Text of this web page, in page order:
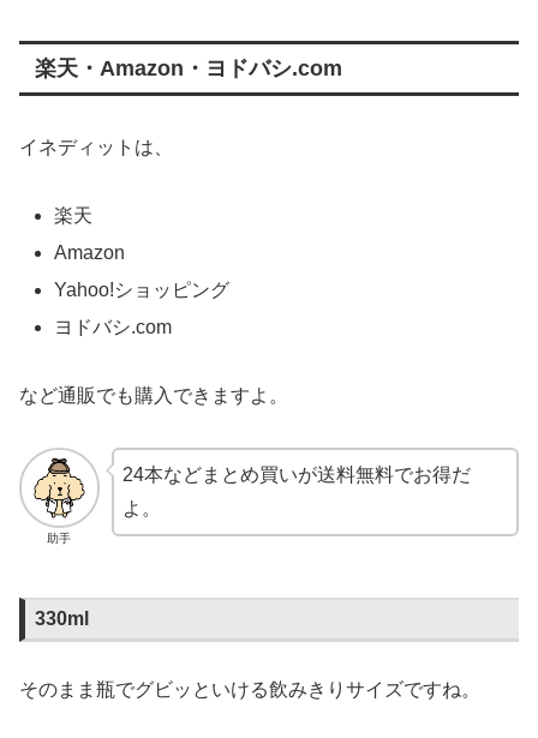
楽天・Amazon・ヨドバシ.com
イネディットは、
楽天
Amazon
Yahoo!ショッピング
ヨドバシ.com
など通販でも購入できますよ。
助手
24本などまとめ買いが送料無料でお得だ
よ。
330ml
そのまま瓶でグビッといける飲みきりサイズですね。